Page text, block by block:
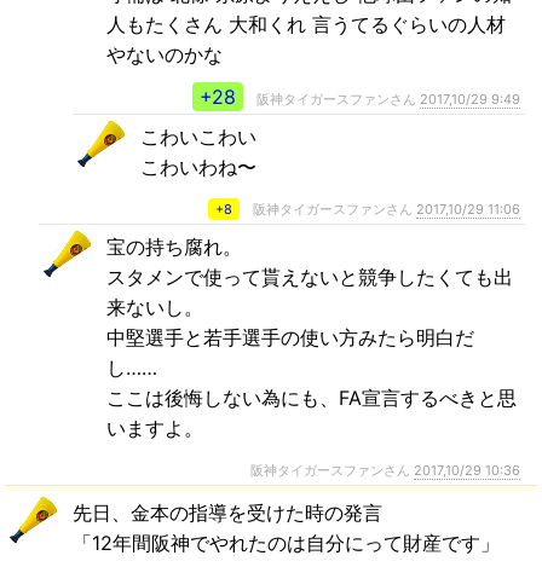
人もたくさん 大和くれ 言うてるぐらいの人材
やないのかな
+28
阪神タイガースファンさん 2017,10/29 9:49
こわいこわい
こわいわね〜
+8 阪神タイガースファンさん 2017,10/29 11:06
宝の持ち腐れ。
スタメンで使って貰えないと競争したくても出
来ないし。
中堅選手と若手選手の使い方みたら明白だ
し……
ここは後悔しない為にも、FA宣言するべきと思
いますよ。
阪神タイガースファンさん 2017,10/29 10:36
先日、金本の指導を受けた時の発言
「12年間阪神でやれたのは自分にって財産です」